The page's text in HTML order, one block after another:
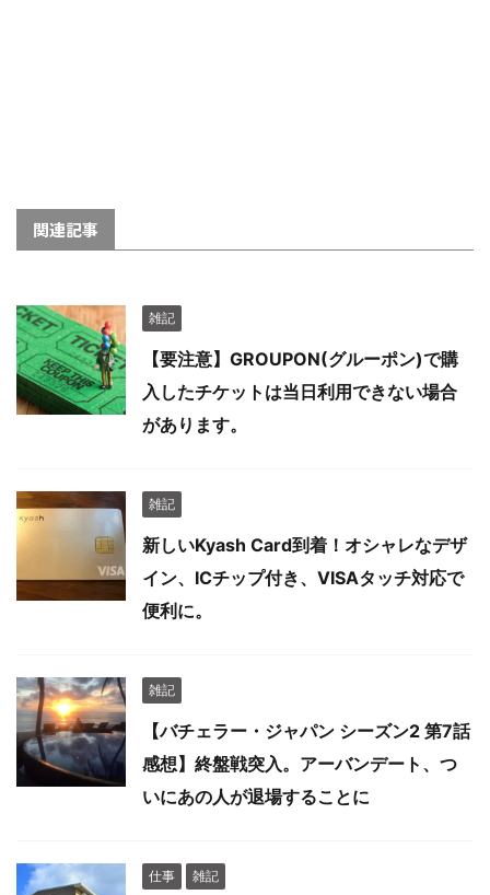
関連記事
雑記
【要注意】GROUPON(グルーポン)で購
入したチケットは当日利用できない場合
があります。
雑記
新しいKyash Card到着！オシャレなデザ
イン、ICチップ付き、VISAタッチ対応で
便利に。
雑記
【バチェラー・ジャパン シーズン2 第7話
感想】終盤戦突入。アーバンデート、つ
いにあの人が退場することに
仕事 雑記